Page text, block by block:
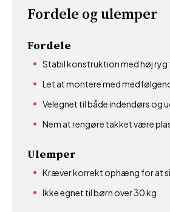
Fordele og ulemper
Fordele
Stabil konstruktion med høj
Let at montere med
Velegnet til både indendørs og
Nem at rengøre takket være
Ulemper
Kræver korrekt ophæng for at
Ikke egnet til børn over 30 kg